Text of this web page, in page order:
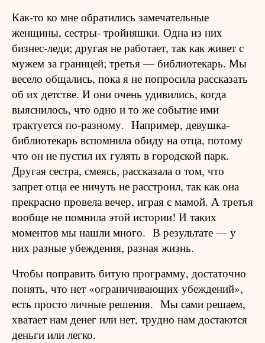
Как-то ко мне обратились замечательные
женщины, сестры- тройняшки. Одна из них
бизнес-леди; другая не работает, так как живет с
мужем за границей; третья — библиотекарь. Мы
весело общались, пока я не попросила рассказать
об их детстве. И они очень удивились, когда
выяснилось, что одно и то же событие ими
трактуется по-разному. Например, девушка-
библиотекарь вспомнила обиду на отца, потому
что он не пустил их гулять в городской парк.
Другая сестра, смеясь, рассказала о том, что
запрет отца ее ничуть не расстроил, так как она
прекрасно провела вечер, играя с мамой. А третья
вообще не помнила этой истории! И таких
моментов мы нашли много. В результате — у
них разные убеждения, разная жизнь.
Чтобы поправить битую программу, достаточно
понять, что нет «ограничивающих убеждений»,
есть просто личные решения. Мы сами решаем,
хватает нам денег или нет, трудно нам достаются
деньги или легко.